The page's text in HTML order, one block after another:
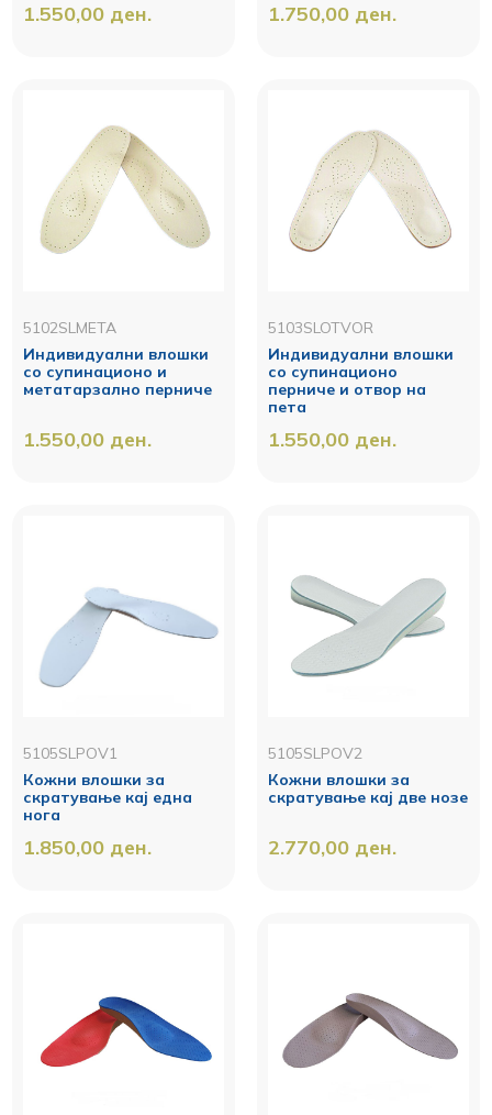
1.550,00 ден. 1.750,00 ден.
5102SLMETA
Индивидуални влошки
со супинационо и
метатарзално перниче
1.550,00 ден.
5103SLOTVOR
Индивидуални влошки
со супинационо
перниче и отвор на
пета
1.550,00 ден.
5105SLPOV1
Кожни влошки за
скратување кај една
нога
1.850,00 ден.
5105SLPOV2
Кожни влошки за
скратување кај две нозе
2.770,00 ден.